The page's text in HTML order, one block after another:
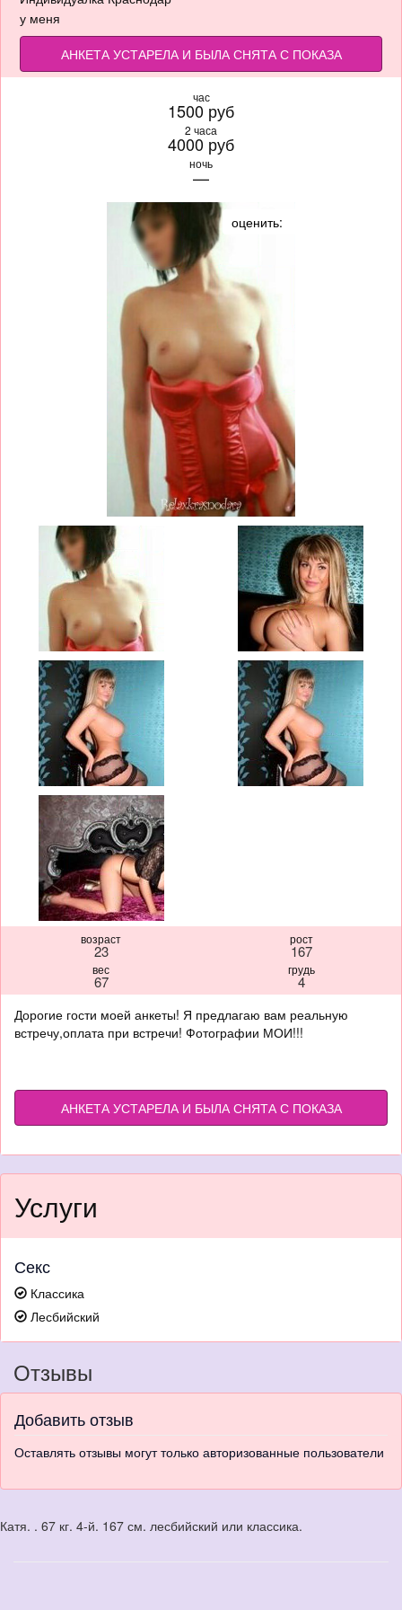
у меня
АНКЕТА УСТАРЕЛА И БЫЛА СНЯТА С ПОКАЗА
час
1500 руб
2 часа
4000 руб
ночь
—
оценить:
возраст
23
рост
167
вес
67
грудь
4
Дорогие гости моей анкеты! Я предлагаю вам реальную
встречу,оплата при встречи! Фотографии МОИ!!!
АНКЕТА УСТАРЕЛА И БЫЛА СНЯТА С ПОКАЗА
Услуги
Секс
Классика
Лесбийский
Отзывы
Добавить отзыв
Оставлять отзывы могут только авторизованные пользователи
Катя. . 67 кг. 4-й. 167 см. лесбийский или классика.